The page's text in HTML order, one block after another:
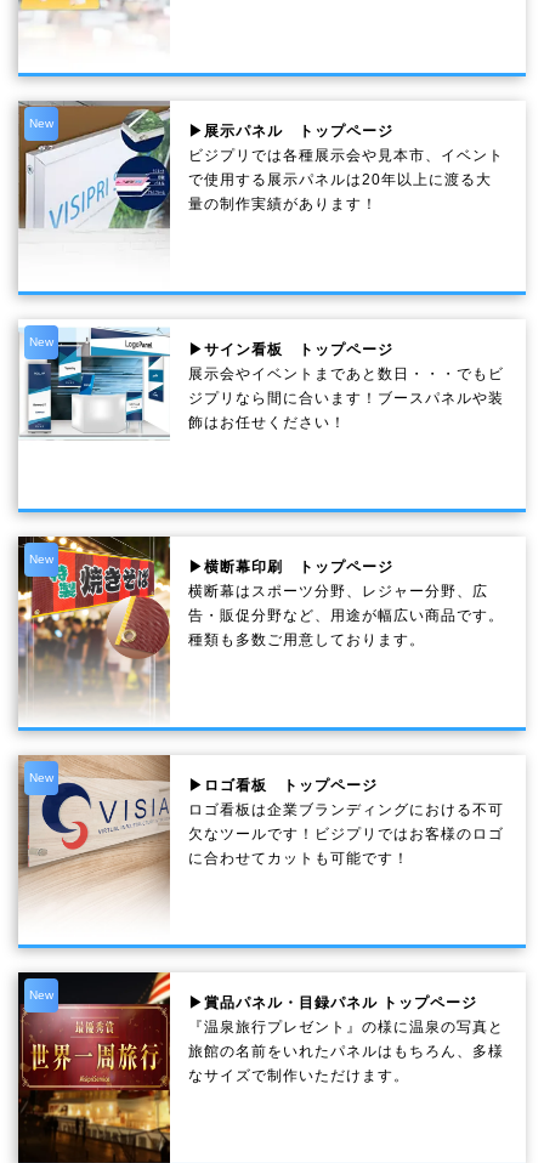
New
▶展示パネル トップページ
ビジプリでは各種展示会や見本市、イベント
で使用する展示パネルは20年以上に渡る大
量の制作実績があります！
New
▶サイン看板 トップページ
展示会やイベントまであと数日・・・でもビ
ジプリなら間に合います！ブースパネルや装
飾はお任せください！
New
▶横断幕印刷 トップページ
横断幕はスポーツ分野、レジャー分野、広
告・販促分野など、用途が幅広い商品です。
種類も多数ご用意しております。
New
▶ロゴ看板 トップページ
ロゴ看板は企業ブランディングにおける不可
欠なツールです！ビジプリではお客様のロゴ
に合わせてカットも可能です！
New
▶賞品パネル・目録パネル トップページ
『温泉旅行プレゼント』の様に温泉の写真と
旅館の名前をいれたパネルはもちろん、多様
なサイズで制作いただけます。